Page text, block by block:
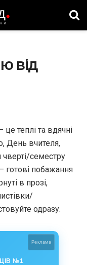
від
це теплі та вдячні
День вчителя,
чверті/семестру
готові побажання
в прозі,
одразу.
Реклама
№1